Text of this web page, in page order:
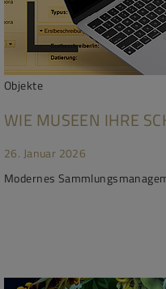
Objekte
WIE MUSEEN IHRE
26. Januar 2026
Modernes